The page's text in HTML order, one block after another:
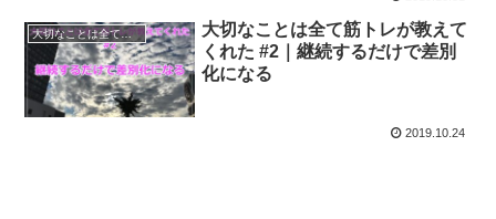
大切なことは全て筋トレが教えてくれた
大切なことは全て筋トレが教えて
くれた #2｜継続するだけで差別
化になる
2019.10.24